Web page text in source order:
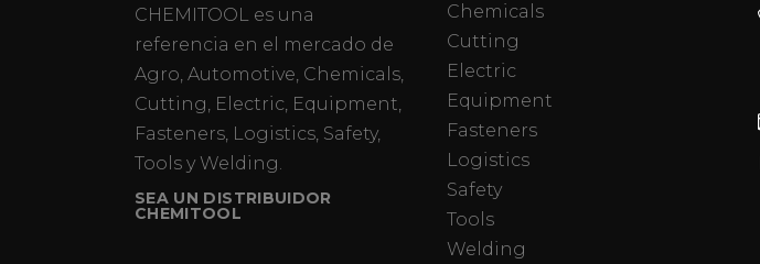
CHEMITOOL es una
referencia en el mercado de
Agro, Automotive, Chemicals,
Cutting, Electric, Equipment,
Fasteners, Logistics, Safety,
Tools y Welding.
SEA UN DISTRIBUIDOR
CHEMITOOL
Chemicals
Cutting
Electric
Equipment
Fasteners
Logistics
Safety
Tools
Welding